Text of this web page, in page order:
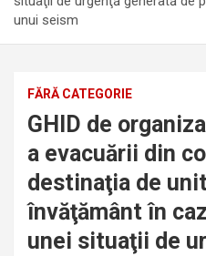
unui seism
FĂRĂ CATEGORIE
GHID de
a evacuării din
destinaţia de
învăţământ în
unei situaţii de